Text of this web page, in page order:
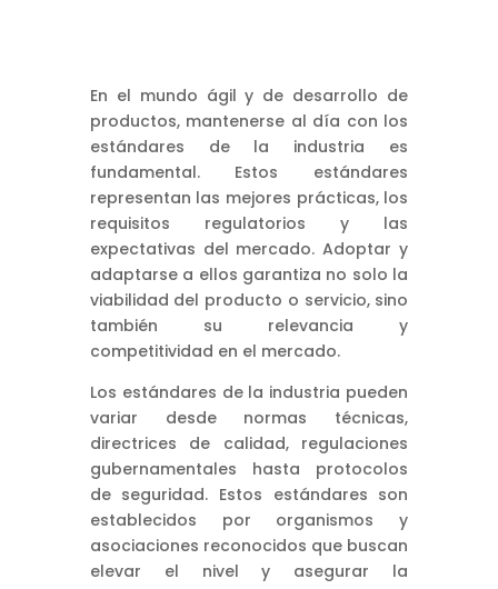
En el mundo ágil y de desarrollo de
productos, mantenerse al día con los
estándares de la industria es
fundamental. Estos estándares
representan las mejores prácticas, los
requisitos regulatorios y las
expectativas del mercado. Adoptar y
adaptarse a ellos garantiza no solo la
viabilidad del producto o servicio, sino
también su relevancia y
competitividad en el mercado.
Los estándares de la industria pueden
variar desde normas técnicas,
directrices de calidad, regulaciones
gubernamentales hasta protocolos
de seguridad. Estos estándares son
establecidos por organismos y
asociaciones reconocidos que buscan
elevar el nivel y asegurar la